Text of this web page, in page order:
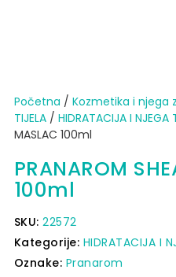
Početna / Kozmetika i njega
TIJELA/ HIDRATACIJA I NJEGA
MASLAC 100ml
PRANAROM
100ml
SKU:22572
Kategorije: HIDRATACIJA I
Oznake: Pranarom